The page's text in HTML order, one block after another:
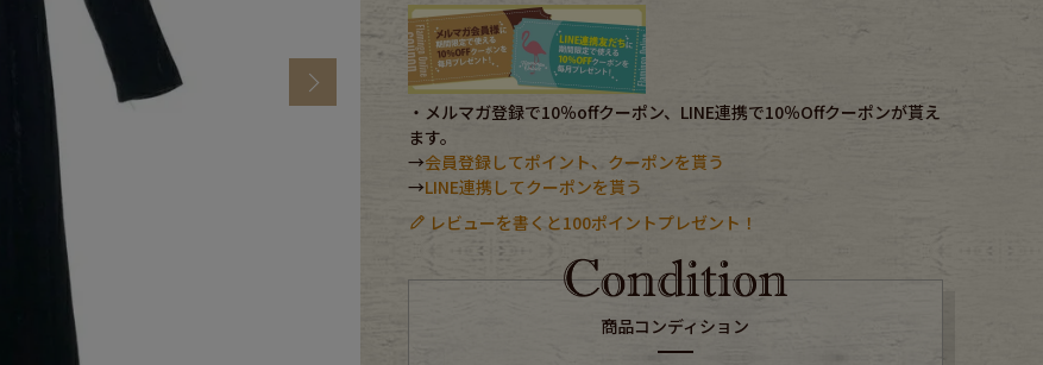
・メルマガ登録で10％offクーポン、LINE連携で10％Offクーポンが貰え
ます。
→会員登録してポイント、クーポンを貰う
→LINE連携してクーポンを貰う
レビューを書くと100ポイントプレゼント！
商品コンディション